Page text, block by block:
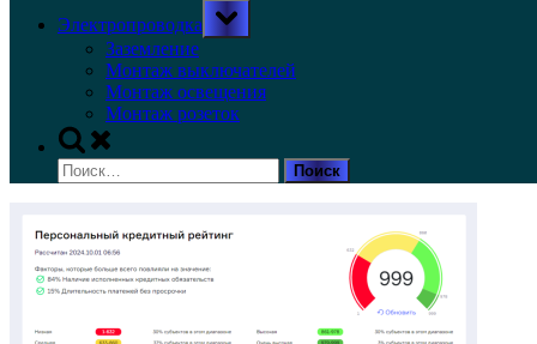
Электропроводка
Toggle
sub-
Заземление
Монтаж выключателей
Монтаж освещения
Монтаж розеток
Toggle
search
form
Найти: